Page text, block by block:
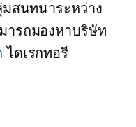
มสนทนาระหว่าง
ารถมองหาบริษัท
ไดเรกทอรี